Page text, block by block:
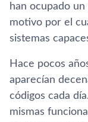
han ocupado
motivo por el
sistemas
Hace pocos
aparecí­an
códigos cada
mismas